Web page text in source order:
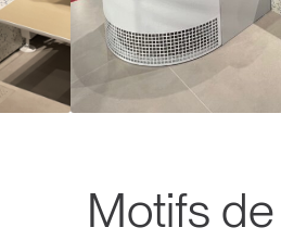
Motifs